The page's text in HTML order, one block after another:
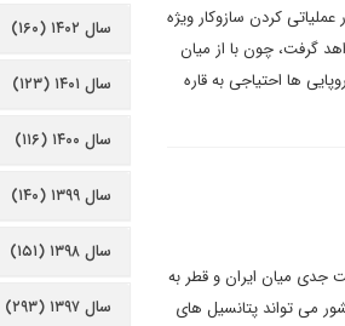
کردن سازوکار ویژه
گرفت، چون با از میان
ها احتیاجی به قاره
جدی میان ایران و قطر به
می تواند پتانسیل های
سال ۱۴۰۲ (۱۶۰)
سال ۱۴۰۱ (۱۲۳)
سال ۱۴۰۰ (۱۱۶)
سال ۱۳۹۹ (۱۴۰)
سال ۱۳۹۸ (۱۵۱)
سال ۱۳۹۷ (۲۹۳)